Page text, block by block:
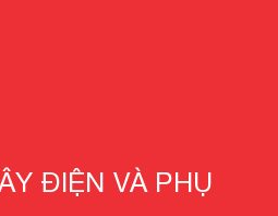
ĐIỆN VÀ PHỤ